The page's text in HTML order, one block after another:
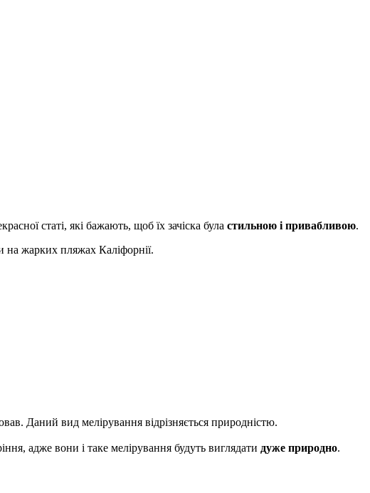
статі, які бажають, щоб їх зачіска була стильною і привабливою.
на жарких пляжах Каліфорнії.
Даний вид мелірування відрізняється природністю.
адже вони і таке мелірування будуть виглядати дуже природно.